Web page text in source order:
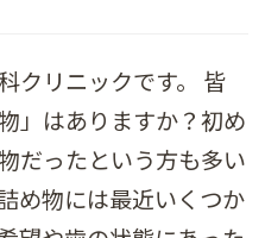
クリニックです。 皆
」はありますか？初め
だったという方も多い
め物には最近いくつか